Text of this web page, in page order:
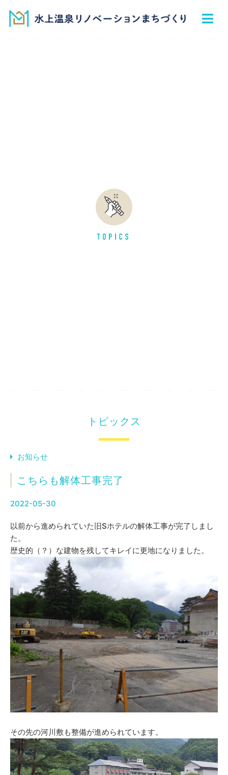
トピックス
お知らせ
こちらも解体工事完了
2022-05-30
以前から進められていた旧Sホテルの解体工事が完了しまし
た。
歴史的（？）な建物を残してキレイに更地になりました。
その先の河川敷も整備が進められています。